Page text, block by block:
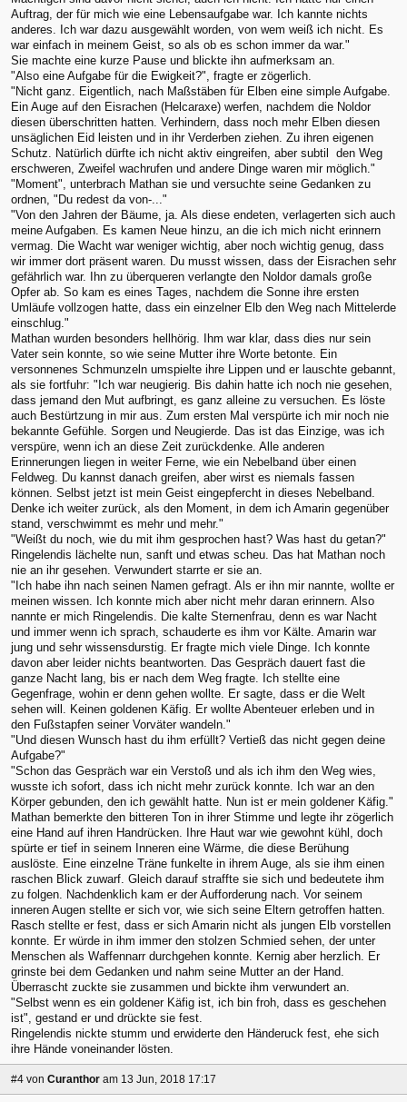
Auftrag, der für mich wie eine Lebensaufgabe war. Ich kannte nichts
anderes. Ich war dazu ausgewählt worden, von wem weiß ich nicht. Es
war einfach in meinem Geist, so als ob es schon immer da war."
Sie machte eine kurze Pause und blickte ihn aufmerksam an.
"Also eine Aufgabe für die Ewigkeit?", fragte er zögerlich.
"Nicht ganz. Eigentlich, nach Maßstäben für Elben eine simple Aufgabe.
Ein Auge auf den Eisrachen (Helcaraxe) werfen, nachdem die Noldor
diesen überschritten hatten. Verhindern, dass noch mehr Elben diesen
unsäglichen Eid leisten und in ihr Verderben ziehen. Zu ihren eigenen
Schutz. Natürlich dürfte ich nicht aktiv eingreifen, aber subtil den Weg
erschweren, Zweifel wachrufen und andere Dinge waren mir möglich."
"Moment", unterbrach Mathan sie und versuchte seine Gedanken zu
ordnen, "Du redest da von-..."
"Von den Jahren der Bäume, ja. Als diese endeten, verlagerten sich auch
meine Aufgaben. Es kamen Neue hinzu, an die ich mich nicht erinnern
vermag. Die Wacht war weniger wichtig, aber noch wichtig genug, dass
wir immer dort präsent waren. Du musst wissen, dass der Eisrachen sehr
gefährlich war. Ihn zu überqueren verlangte den Noldor damals große
Opfer ab. So kam es eines Tages, nachdem die Sonne ihre ersten
Umläufe vollzogen hatte, dass ein einzelner Elb den Weg nach Mittelerde
einschlug."
Mathan wurden besonders hellhörig. Ihm war klar, dass dies nur sein
Vater sein konnte, so wie seine Mutter ihre Worte betonte. Ein
versonnenes Schmunzeln umspielte ihre Lippen und er lauschte gebannt,
als sie fortfuhr: "Ich war neugierig. Bis dahin hatte ich noch nie gesehen,
dass jemand den Mut aufbringt, es ganz alleine zu versuchen. Es löste
auch Bestürtzung in mir aus. Zum ersten Mal verspürte ich mir noch nie
bekannte Gefühle. Sorgen und Neugierde. Das ist das Einzige, was ich
verspüre, wenn ich an diese Zeit zurückdenke. Alle anderen
Erinnerungen liegen in weiter Ferne, wie ein Nebelband über einen
Feldweg. Du kannst danach greifen, aber wirst es niemals fassen
können. Selbst jetzt ist mein Geist eingepfercht in dieses Nebelband.
Denke ich weiter zurück, als den Moment, in dem ich Amarin gegenüber
stand, verschwimmt es mehr und mehr."
"Weißt du noch, wie du mit ihm gesprochen hast? Was hast du getan?"
Ringelendis lächelte nun, sanft und etwas scheu. Das hat Mathan noch
nie an ihr gesehen. Verwundert starrte er sie an.
"Ich habe ihn nach seinen Namen gefragt. Als er ihn mir nannte, wollte er
meinen wissen. Ich konnte mich aber nicht mehr daran erinnern. Also
nannte er mich Ringelendis. Die kalte Sternenfrau, denn es war Nacht
und immer wenn ich sprach, schauderte es ihm vor Kälte. Amarin war
jung und sehr wissensdurstig. Er fragte mich viele Dinge. Ich konnte
davon aber leider nichts beantworten. Das Gespräch dauert fast die
ganze Nacht lang, bis er nach dem Weg fragte. Ich stellte eine
Gegenfrage, wohin er denn gehen wollte. Er sagte, dass er die Welt
sehen will. Keinen goldenen Käfig. Er wollte Abenteuer erleben und in
den Fußstapfen seiner Vorväter wandeln."
"Und diesen Wunsch hast du ihm erfüllt? Vertieß das nicht gegen deine
Aufgabe?"
"Schon das Gespräch war ein Verstoß und als ich ihm den Weg wies,
wusste ich sofort, dass ich nicht mehr zurück konnte. Ich war an den
Körper gebunden, den ich gewählt hatte. Nun ist er mein goldener Käfig."
Mathan bemerkte den bitteren Ton in ihrer Stimme und legte ihr zögerlich
eine Hand auf ihren Handrücken. Ihre Haut war wie gewohnt kühl, doch
spürte er tief in seinem Inneren eine Wärme, die diese Berühung
auslöste. Eine einzelne Träne funkelte in ihrem Auge, als sie ihm einen
raschen Blick zuwarf. Gleich darauf straffte sie sich und bedeutete ihm
zu folgen. Nachdenklich kam er der Aufforderung nach. Vor seinem
inneren Augen stellte er sich vor, wie sich seine Eltern getroffen hatten.
Rasch stellte er fest, dass er sich Amarin nicht als jungen Elb vorstellen
konnte. Er würde in ihm immer den stolzen Schmied sehen, der unter
Menschen als Waffennarr durchgehen konnte. Kernig aber herzlich. Er
grinste bei dem Gedanken und nahm seine Mutter an der Hand.
Überrascht zuckte sie zusammen und bickte ihm verwundert an.
"Selbst wenn es ein goldener Käfig ist, ich bin froh, dass es geschehen
ist", gestand er und drückte sie fest.
Ringelendis nickte stumm und erwiderte den Händeruck fest, ehe sich
ihre Hände voneinander lösten.
#4 von Curanthor am 13 Jun, 2018 17:17